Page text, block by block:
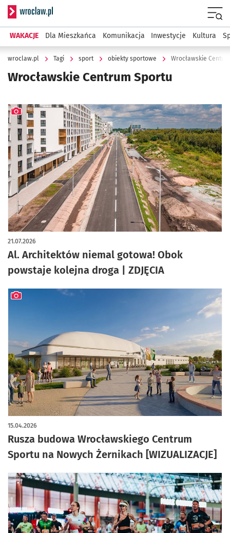
Serwis informacyjny wroclaw.pl
WAKACJE Dla Mieszkańca Komunikacja Inwestycje Kultura
wroclaw.pl Tagi sport obiekty sportowe Wrocławskie
Wrocławskie Centrum Sportu
Al. Architektów niemal gotowa! Obok
powstaje kolejna droga | ZDJĘCIA
21.07.2026
artykuł z galerią zdjęć
Rusza budowa Wrocławskiego Centrum
Sportu na Nowych Żernikach [WIZUALIZACJE]
15.04.2026
artykuł z galerią zdjęć